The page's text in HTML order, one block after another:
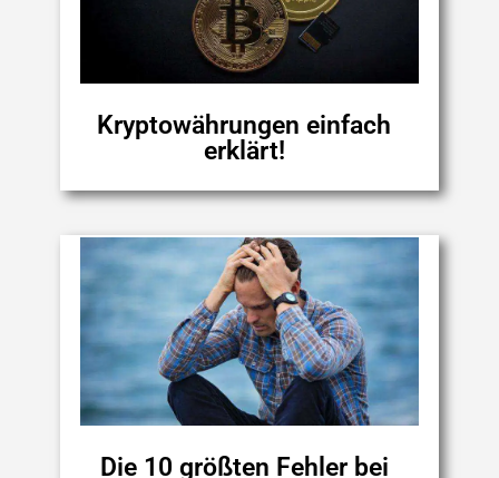
Kryptowährungen einfach
erklärt!
Die 10 größten Fehler bei